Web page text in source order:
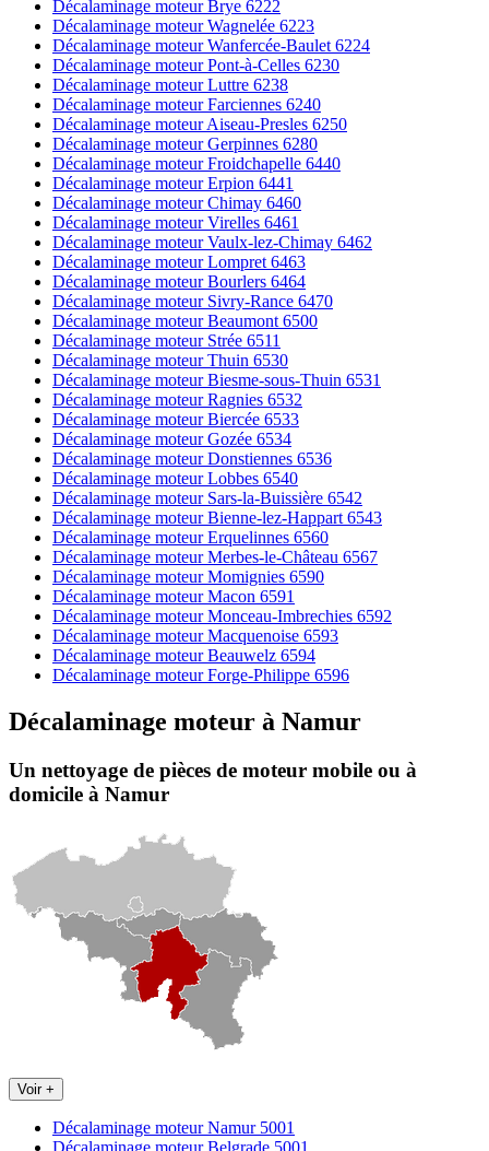
Décalaminage moteur Brye 6222
Décalaminage moteur Wagnelée 6223
Décalaminage moteur Wanfercée-Baulet 6224
Décalaminage moteur Pont-à-Celles 6230
Décalaminage moteur Luttre 6238
Décalaminage moteur Farciennes 6240
Décalaminage moteur Aiseau-Presles 6250
Décalaminage moteur Gerpinnes 6280
Décalaminage moteur Froidchapelle 6440
Décalaminage moteur Erpion 6441
Décalaminage moteur Chimay 6460
Décalaminage moteur Virelles 6461
Décalaminage moteur Vaulx-lez-Chimay 6462
Décalaminage moteur Lompret 6463
Décalaminage moteur Bourlers 6464
Décalaminage moteur Sivry-Rance 6470
Décalaminage moteur Beaumont 6500
Décalaminage moteur Strée 6511
Décalaminage moteur Thuin 6530
Décalaminage moteur Biesme-sous-Thuin 6531
Décalaminage moteur Ragnies 6532
Décalaminage moteur Biercée 6533
Décalaminage moteur Gozée 6534
Décalaminage moteur Donstiennes 6536
Décalaminage moteur Lobbes 6540
Décalaminage moteur Sars-la-Buissière 6542
Décalaminage moteur Bienne-lez-Happart 6543
Décalaminage moteur Erquelinnes 6560
Décalaminage moteur Merbes-le-Château 6567
Décalaminage moteur Momignies 6590
Décalaminage moteur Macon 6591
Décalaminage moteur Monceau-Imbrechies 6592
Décalaminage moteur Macquenoise 6593
Décalaminage moteur Beauwelz 6594
Décalaminage moteur Forge-Philippe 6596
Décalaminage moteur à Namur
Un nettoyage de pièces de moteur mobile ou à
domicile à Namur
Voir +
Décalaminage moteur Namur 5001